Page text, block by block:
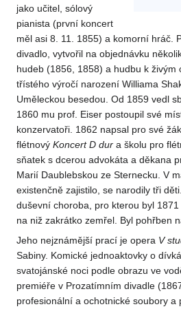
jako učitel, sólový
pianista (první koncert
měl asi 8. 11. 1855) a komorní hráč.
divadlo, vytvořil na objednávku
hudeb (1856, 1858) a hudbu k živým
třístého výročí narození Williama
Uměleckou besedou. Od 1859 vedl
1860 mu prof. Eiser postoupil své
konzervatoři. 1862 napsal pro své
flétnový Koncert D dur a školu pro
sňatek s dcerou advokáta a děkana
Marií Daublebskou ze Sternecku. V
existenčně zajistilo, se narodily tři
duševní choroba, pro kterou byl
na niž zakrátko zemřel. Byl pohřben
Jeho nejznámější prací je opera V
Sabiny. Komické jednoaktovky o
svatojánské noci podle obrazu ve
premiéře v Prozatímním divadle
profesionální a ochotnické soubory a